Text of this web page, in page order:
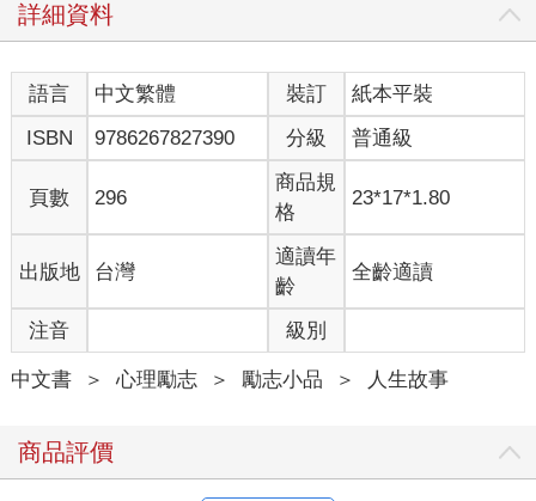
詳細資料
語言 中文繁體 裝訂
紙本平裝
ISBN
9786267827390 分級 普通級
頁數 296
商品規
格
23*17*1.80
出版地 台灣
適讀年
齡
全齡適讀
注音 級別
中文書 ＞ 心理勵志 ＞ 勵志小品 ＞ 人生故事
商品評價